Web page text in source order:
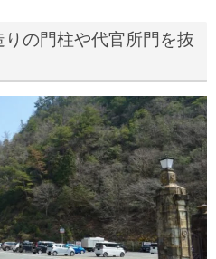
の門柱や代官所門を抜